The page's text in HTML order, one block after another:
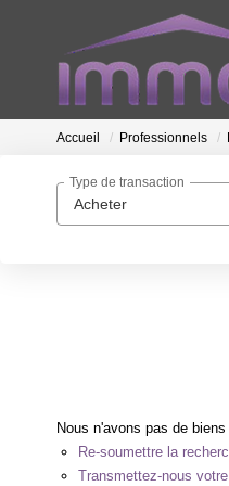
Accueil Professionnels
Acheter
Type de transaction
Nous n'avons pas de
Re-soumettre la
Transmettez-nous